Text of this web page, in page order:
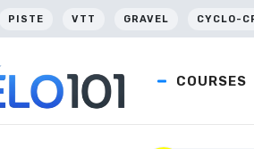
PISTE VTT GRAVEL CYCLO-
COURSES